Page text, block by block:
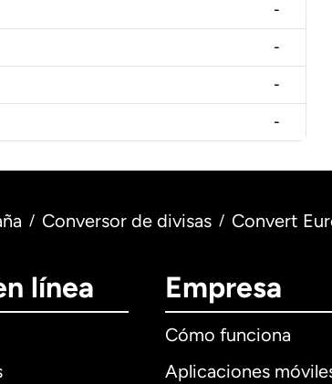
-
-
-
-
/ Conversor de divisas / Convert
línea Empresa
Cómo funciona
Aplicaciones